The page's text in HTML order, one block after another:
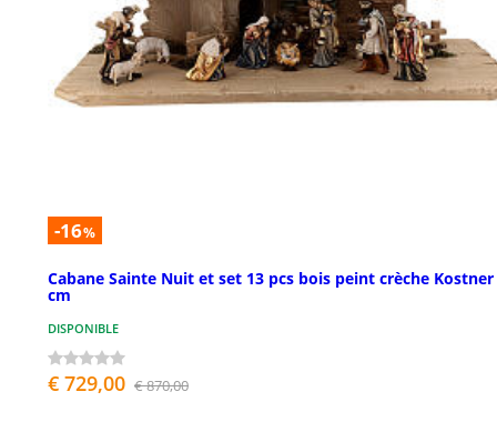
-16%
Cabane Sainte Nuit et set 13 pcs bois peint crèche Kostner
cm
DISPONIBLE
€ 729,00 € 870,00